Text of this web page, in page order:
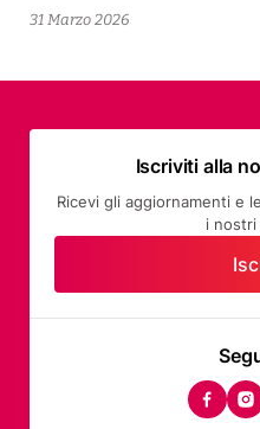
31 Marzo 2026
2026
Iscriviti alla
Ricevi gli aggiornamenti e
i